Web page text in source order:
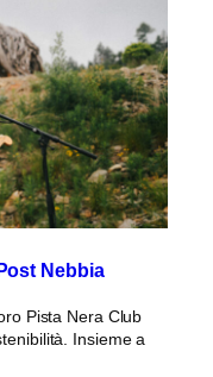
Nebbia
Pista Nera Club
Insieme a